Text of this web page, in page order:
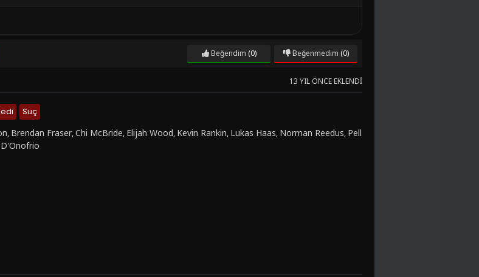
Beğendim (0) Beğenmedim (0)
13 YIL ÖNCE EKLENDI
Suç
, Brendan Fraser,Chi McBride, Elijah Wood, Kevin Rankin, Lukas Haas, Norman Reedus, Pell